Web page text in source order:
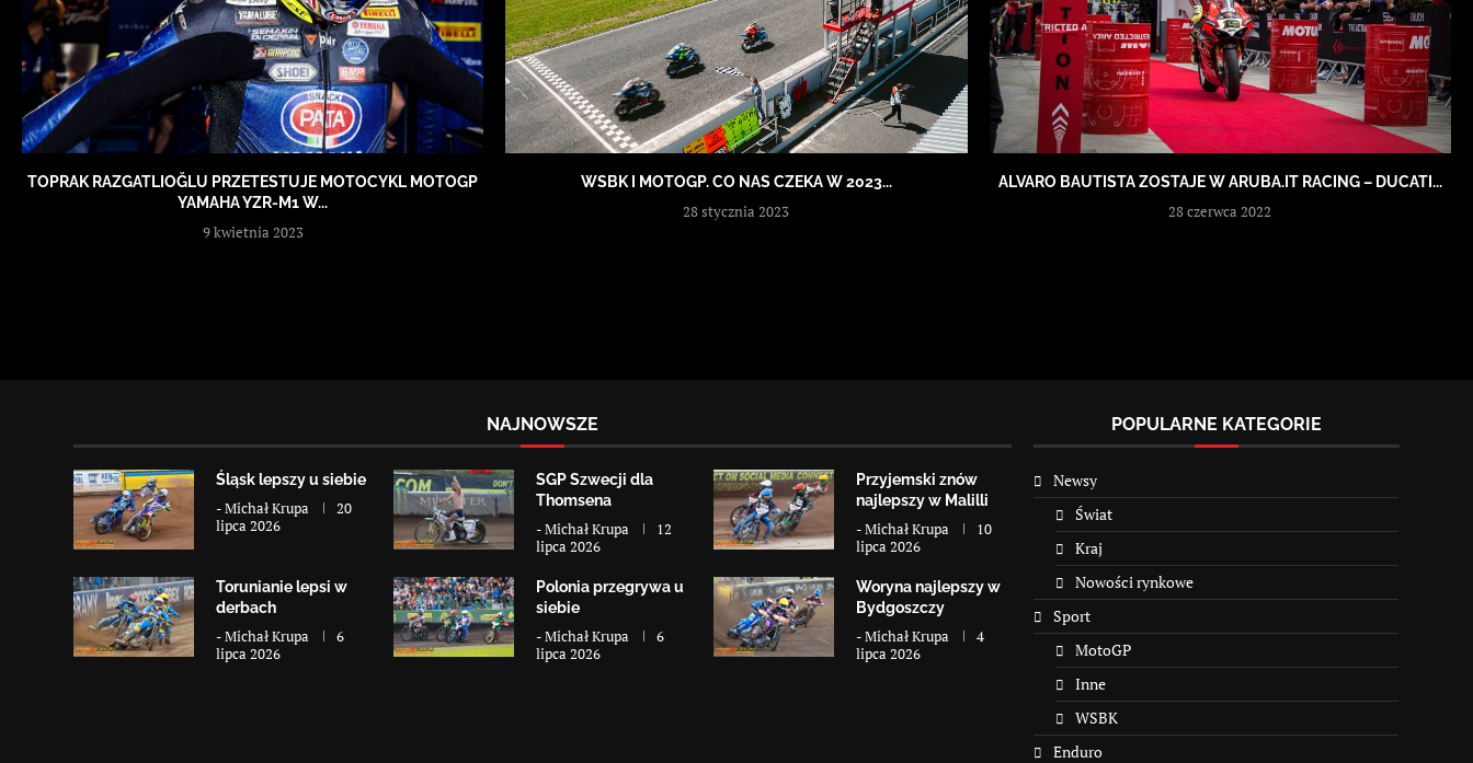
TOPRAK RAZGATLIOĞLU PRZETESTUJE MOTOCYKL MOTOGP
YAMAHA YZR-M1 W...
9 kwietnia 2023
WSBK I MOTOGP. CO NAS CZEKA W 2023...
28 stycznia 2023
ALVARO BAUTISTA ZOSTAJE W ARUBA.IT RACING – DUCATI...
28 czerwca 2022
NAJNOWSZE
Śląsk lepszy u siebie
-Michał Krupa
20
lipca 2026
SGP Szwecji dla
Thomsena
-Michał Krupa
12
lipca 2026
Przyjemski znów
najlepszy w Malilli
-Michał Krupa
10
lipca 2026
Torunianie lepsi w
derbach
-Michał Krupa
6
lipca 2026
Polonia przegrywa u
siebie
-Michał Krupa
6
lipca 2026
Woryna najlepszy w
Bydgoszczy
-Michał Krupa
4
lipca 2026
POPULARNE KATEGORIE
Newsy
Świat
Kraj
Nowości rynkowe
Sport
MotoGP
Inne
WSBK
Enduro